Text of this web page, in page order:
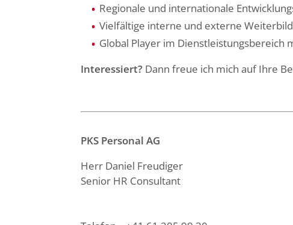
Regionale und internationale
Vielfältige interne und externe
Global Player im
Interessiert? Dann freue ich mich auf Ihre
PKS Personal AG
Herr Daniel Freudiger
Senior HR Consultant